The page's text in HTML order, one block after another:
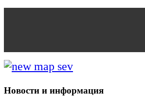
Новости и информация